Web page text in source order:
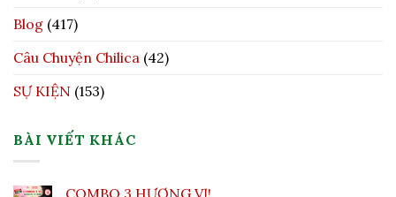
Blog (417)
Câu Chuyện Chilica (42)
SỰ KIỆN (153)
BÀI VIẾT KHÁC